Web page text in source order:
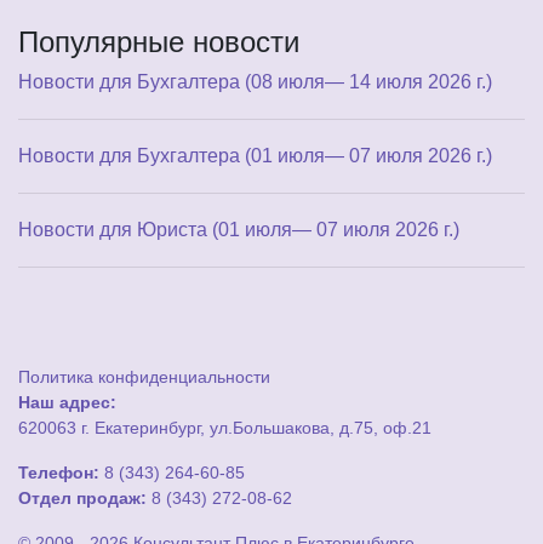
Популярные новости
Новости для Бухгалтера (08 июля— 14 июля 2026 г.)
Новости для Бухгалтера (01 июля— 07 июля 2026 г.)
Новости для Юриста (01 июля— 07 июля 2026 г.)
Политика конфиденциальности
Наш адрес:
620063 г. Екатеринбург, ул.Большакова, д.75, оф.21
Телефон: 8 (343) 264-60-85
Отдел продаж: 8 (343) 272-08-62